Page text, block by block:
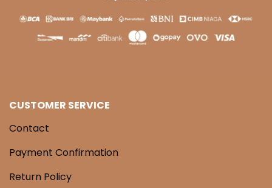
CUSTOMER SERVICE
Contact
Payment Confirmation
Return Policy